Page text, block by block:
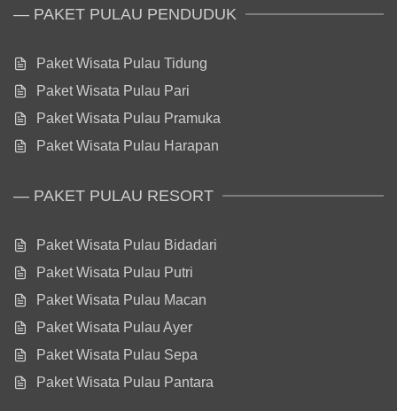
— PAKET PULAU PENDUDUK
Paket Wisata Pulau Tidung
Paket Wisata Pulau Pari
Paket Wisata Pulau Pramuka
Paket Wisata Pulau Harapan
— PAKET PULAU RESORT
Paket Wisata Pulau Bidadari
Paket Wisata Pulau Putri
Paket Wisata Pulau Macan
Paket Wisata Pulau Ayer
Paket Wisata Pulau Sepa
Paket Wisata Pulau Pantara